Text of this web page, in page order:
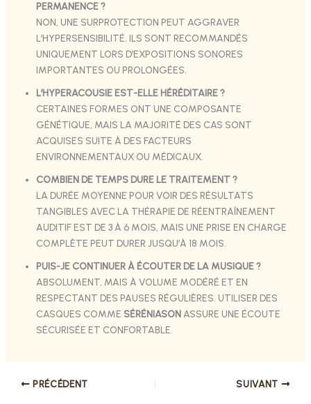
PERMANENCE ?
NON, UNE SURPROTECTION PEUT AGGRAVER
L’HYPERSENSIBILITÉ. ILS SONT RECOMMANDÉS
UNIQUEMENT LORS D’EXPOSITIONS SONORES
IMPORTANTES OU PROLONGÉES.
L’HYPERACOUSIE EST-ELLE HÉRÉDITAIRE ?
CERTAINES FORMES ONT UNE COMPOSANTE
GÉNÉTIQUE, MAIS LA MAJORITÉ DES CAS SONT
ACQUISES SUITE À DES FACTEURS
ENVIRONNEMENTAUX OU MÉDICAUX.
COMBIEN DE TEMPS DURE LE TRAITEMENT ?
LA DURÉE MOYENNE POUR VOIR DES RÉSULTATS
TANGIBLES AVEC LA THÉRAPIE DE RÉENTRAÎNEMENT
AUDITIF EST DE 3 À 6 MOIS, MAIS UNE PRISE EN CHARGE
COMPLÈTE PEUT DURER JUSQU’À 18 MOIS.
PUIS-JE CONTINUER À ÉCOUTER DE LA MUSIQUE ?
ABSOLUMENT, MAIS À VOLUME MODÉRÉ ET EN
RESPECTANT DES PAUSES RÉGULIÈRES. UTILISER DES
CASQUES COMME SÉRÉNIASONASSURE UNE ÉCOUTE
SÉCURISÉE ET CONFORTABLE.
PRÉCÉDENT SUIVANT